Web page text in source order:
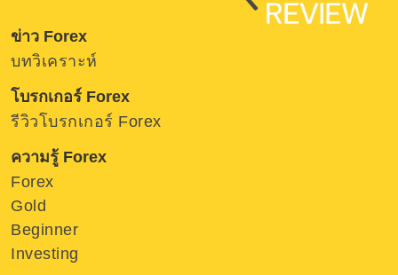
ข่าว Forex
บทวิเคราะห์
โบรกเกอร์ Forex
รีวิวโบรกเกอร์ Forex
ความรู้ Forex
Forex
Gold
Beginner
Investing